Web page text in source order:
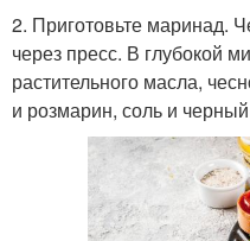
2. Приготовьте маринад.
через пресс. В глубокой
растительного масла,
и розмарин, соль и